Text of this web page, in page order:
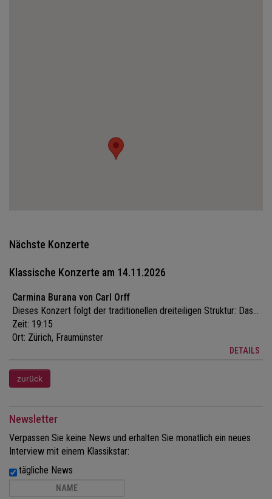
Nächste Konzerte
Klassische Konzerte am 14.11.2026
Carmina Burana von Carl Orff
Dieses Konzert folgt der traditionellen dreiteiligen Struktur: Das...
Zeit: 19:15
Ort: Zürich, Fraumünster
DETAILS
Newsletter
Verpassen Sie keine News und erhalten Sie monatlich ein neues
Interview mit einem Klassikstar:
tägliche News